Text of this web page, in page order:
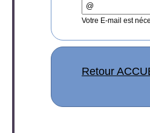
Votre E-mail est
Retour